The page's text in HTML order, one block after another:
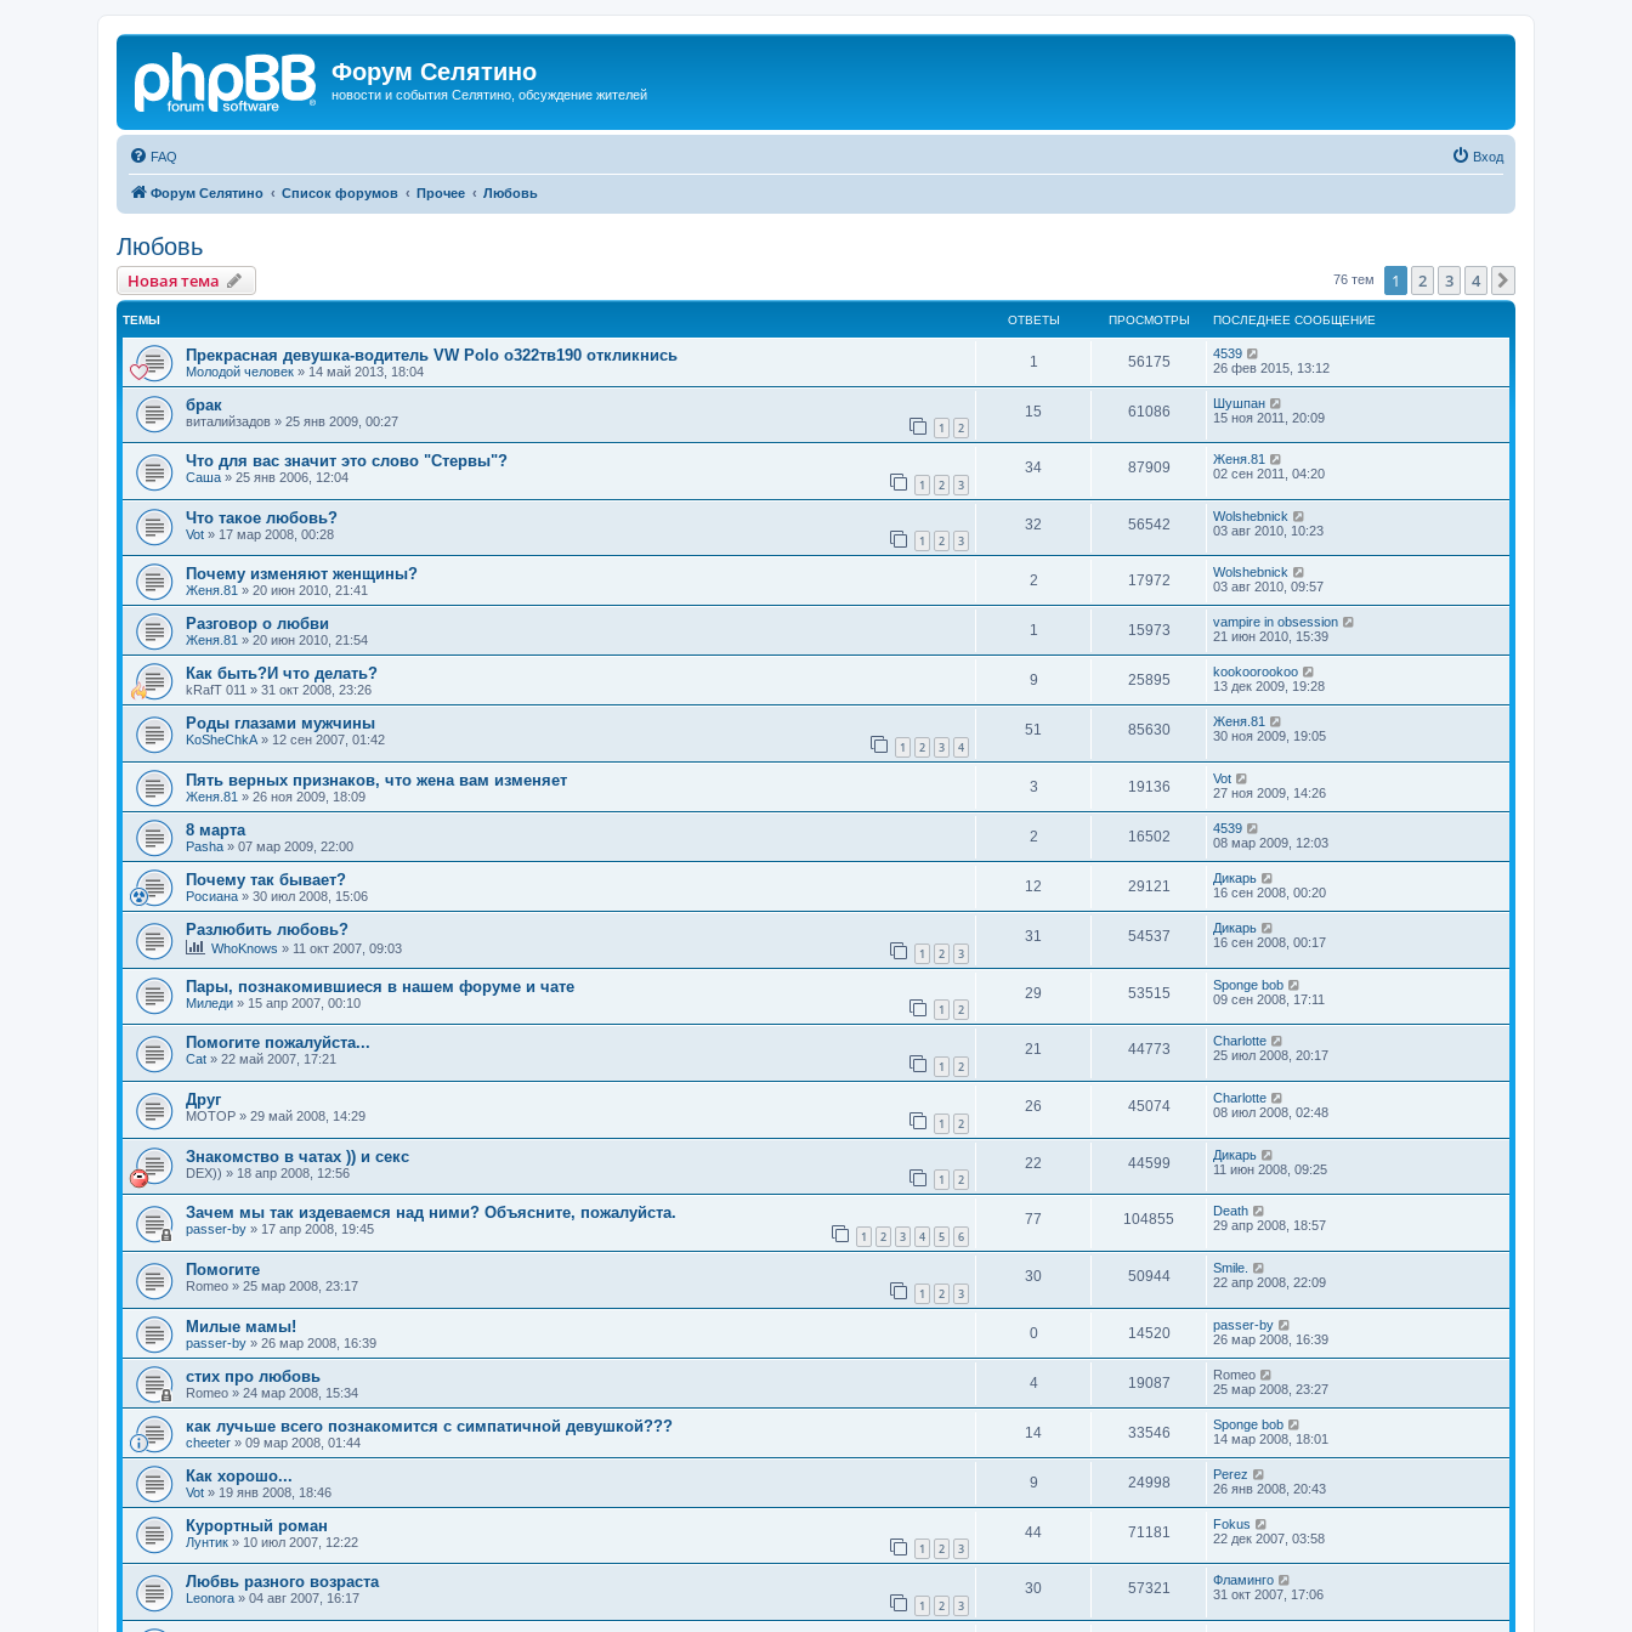
Форум Селятино
новости и события Селятино, обсуждение жителей
FAQ Вход
Форум Селятино Список форумов Прочее Любовь
Любовь
Новая тема 76 тем 1 2 3 4
ТЕМЫ ОТВЕТЫ ПРОСМОТРЫ ПОСЛЕДНЕЕ СООБЩЕНИЕ
Прекрасная девушка-водитель VW Polo о322тв190 откликнись
Молодой человек » 14 май 2013, 18:04
1 56175
4539
26 фев 2015, 13:12
брак
виталийзадов » 25 янв 2009, 00:27 1 2
15 61086
Шушпан
15 ноя 2011, 20:09
Что для вас значит это слово "Стервы"?
Саша » 25 янв 2006, 12:04 1 2 3
34 87909
Женя.81
02 сен 2011, 04:20
Что такое любовь?
Vot » 17 мар 2008, 00:28 1 2 3
32 56542
Wolshebnick
03 авг 2010, 10:23
Почему изменяют женщины?
Женя.81 » 20 июн 2010, 21:41
2 17972
Wolshebnick
03 авг 2010, 09:57
Разговор о любви
Женя.81 » 20 июн 2010, 21:54
1 15973
vampire in obsession
21 июн 2010, 15:39
Как быть?И что делать?
kRafT 011 » 31 окт 2008, 23:26
9 25895
kookoorookoo
13 дек 2009, 19:28
Роды глазами мужчины
KoSheChkA» 12 сен 2007, 01:42 1 2 3 4
51 85630
Женя.81
30 ноя 2009, 19:05
Пять верных признаков, что жена вам изменяет
Женя.81 » 26 ноя 2009, 18:09
3 19136
Vot
27 ноя 2009, 14:26
8 марта
Pasha » 07 мар 2009, 22:00
2 16502
4539
08 мар 2009, 12:03
Почему так бывает?
Росиана » 30 июл 2008, 15:06
12 29121
Дикарь
16 сен 2008, 00:20
Разлюбить любовь?
WhoKnows » 11 окт 2007, 09:03 1 2 3
31 54537
Дикарь
16 сен 2008, 00:17
Пары, познакомившиеся в нашем форуме и чате
Миледи » 15 апр 2007, 00:10 1 2
29 53515
Sponge bob
09 сен 2008, 17:11
Помогите пожалуйста...
Cat » 22 май 2007, 17:21 1 2
21 44773
Charlotte
25 июл 2008, 20:17
Друг
МОТОР » 29 май 2008, 14:29 1 2
26 45074
Charlotte
08 июл 2008, 02:48
Знакомство в чатах )) и секс
DEX)) » 18 апр 2008, 12:56 1 2
22 44599
Дикарь
11 июн 2008, 09:25
Зачем мы так издеваемся над ними? Объясните, пожалуйста.
passer-by » 17 апр 2008, 19:45 1 2 3 4 5 6
77 104855
Death
29 апр 2008, 18:57
Помогите
Romeo » 25 мар 2008, 23:17 1 2 3
30 50944
Smile.
22 апр 2008, 22:09
Милые мамы!
passer-by » 26 мар 2008, 16:39
0 14520
passer-by
26 мар 2008, 16:39
стих про любовь
Romeo » 24 мар 2008, 15:34
4 19087
Romeo
25 мар 2008, 23:27
как лучьше всего познакомится с симпатичной девушкой???
cheeter » 09 мар 2008, 01:44
14 33546
Sponge bob
14 мар 2008, 18:01
Как хорошо...
Vot » 19 янв 2008, 18:46
9 24998
Perez
26 янв 2008, 20:43
Курортный роман
Лунтик » 10 июл 2007, 12:22 1 2 3
44 71181
Fokus
22 дек 2007, 03:58
Любвь разного возраста
Leonora » 04 авг 2007, 16:17 1 2 3
30 57321
Фламинго
31 окт 2007, 17:06